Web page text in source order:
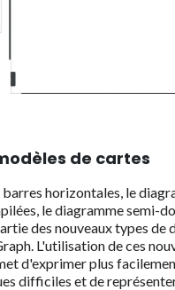
de cartes
barres horizontales, le
le diagramme semi-
des nouveaux types de
L'utilisation de ces
d'exprimer plus
difficiles et de